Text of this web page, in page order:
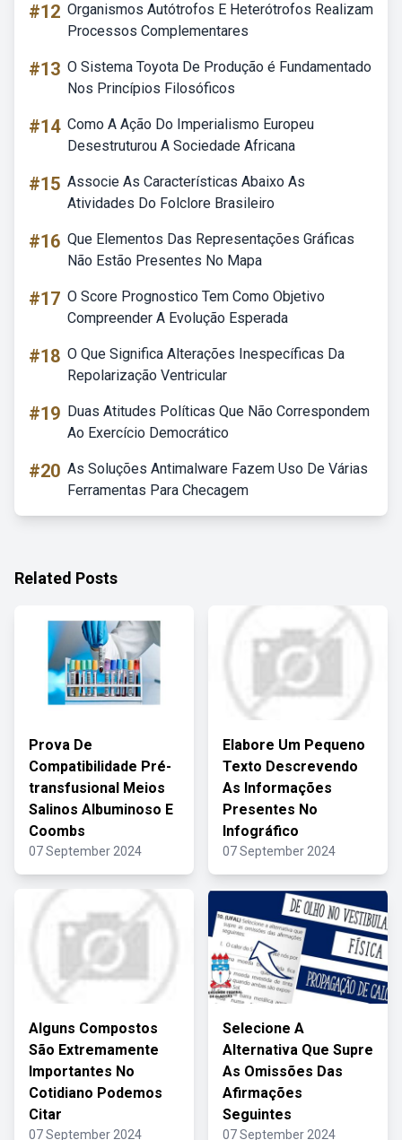
#12 Organismos Autótrofos E Heterótrofos Realizam
Processos Complementares
#13 O Sistema Toyota De Produção é Fundamentado
Nos Princípios Filosóficos
#14 Como A Ação Do Imperialismo Europeu
Desestruturou A Sociedade Africana
#15 Associe As Características Abaixo As
Atividades Do Folclore Brasileiro
#16 Que Elementos Das Representações Gráficas
Não Estão Presentes No Mapa
#17 O Score Prognostico Tem Como Objetivo
Compreender A Evolução Esperada
#18 O Que Significa Alterações Inespecíficas Da
Repolarização Ventricular
#19 Duas Atitudes Políticas Que Não Correspondem
Ao Exercício Democrático
#20 As Soluções Antimalware Fazem Uso De Várias
Ferramentas Para Checagem
Related Posts
Prova De
Compatibilidade Pré-
transfusional Meios
Salinos Albuminoso E
Coombs
07 September 2024
Elabore Um Pequeno
Texto Descrevendo
As Informações
Presentes No
Infográfico
07 September 2024
Alguns Compostos
São Extremamente
Importantes No
Cotidiano Podemos
Citar
07 September 2024
Selecione A
Alternativa Que Supre
As Omissões Das
Afirmações
Seguintes
07 September 2024